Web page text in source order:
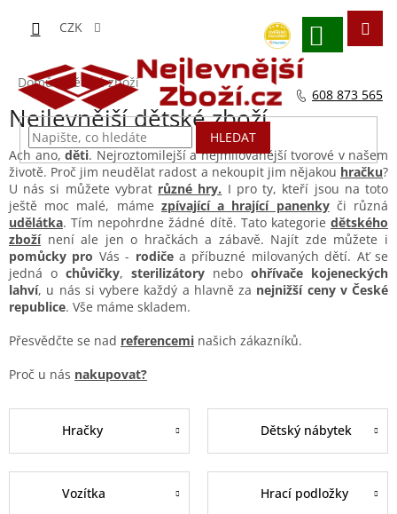
obsah
CZK
HLEDAT
NÁKUPNÍ
Domů / Dětské zboží
Nejlevnější dětské zboží
Ach ano, děti. Nejroztomilejší a nejmilovanější tvorové v našem
životě. Proč jim neudělat radost a nekoupit jim nějakou hračku?
U nás si můžete vybrat různé hry. I pro ty, kteří jsou na toto
ještě moc malé, máme zpívající a hrající panenkyči různá
udělátka. Tím nepohrdne žádné dítě. Tato kategorie dětského
zboží není ale jen o hračkách a zábavě. Najít zde můžete i
pomůcky pro Vás - rodičea příbuzné milovaných dětí. Ať se
jedná o chůvičky, sterilizátory nebo ohřívače kojeneckých
lahví, u nás si vybere každý a hlavně za nejnižší ceny v České
republice. Vše máme skladem.
Přesvědčte se nad referencemi našich zákazníků.
Proč u nás nakupovat?
Hračky Dětský nábytek
Vozítka Hrací podložky
608 873 565